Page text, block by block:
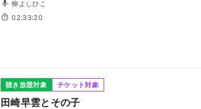
柳よしひこ
02:33:20
聴き放題対象 チケット対象
田崎早雲とその子